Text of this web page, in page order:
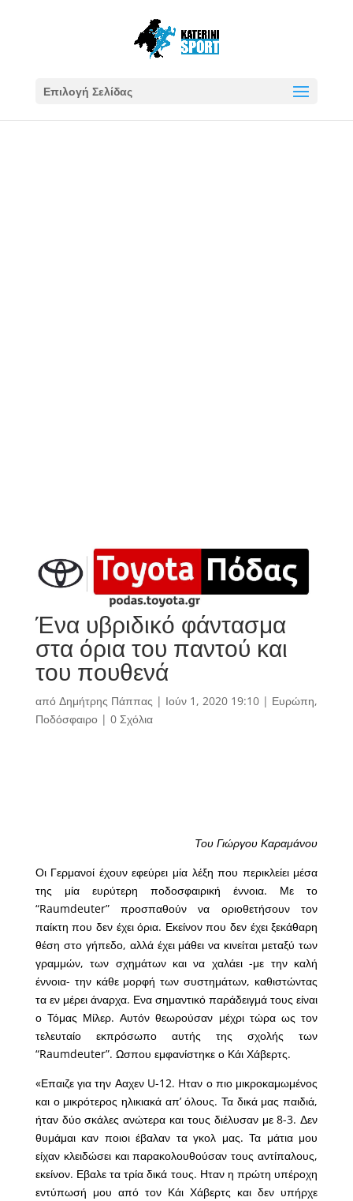
Επιλογή Σελίδας
Ένα υβριδικό φάντασμα
στα όρια του παντού και
του πουθενά
από Δημήτρης Πάππας | Ιούν 1, 2020 19:10| Ευρώπη,
Ποδόσφαιρο| 0 Σχόλια
Του Γιώργου Καραμάνου
Οι Γερμανοί έχουν εφεύρει μία λέξη που περικλείει μέσα
της μία ευρύτερη ποδοσφαιρική έννοια. Με το
“Raumdeuter” προσπαθούν να οριοθετήσουν τον
παίκτη που δεν έχει όρια. Εκείνον που δεν έχει ξεκάθαρη
θέση στο γήπεδο, αλλά έχει μάθει να κινείται μεταξύ των
γραμμών, των σχημάτων και να χαλάει -με την καλή
έννοια- την κάθε μορφή των συστημάτων, καθιστώντας
τα εν μέρει άναρχα. Ενα σημαντικό παράδειγμά τους είναι
ο Τόμας Μίλερ. Αυτόν θεωρούσαν μέχρι τώρα ως τον
τελευταίο εκπρόσωπο αυτής της σχολής των
“Raumdeuter”. Ωσπου εμφανίστηκε ο Κάι Χάβερτς.
«Επαιζε για την Ααχεν U-12. Hταν ο πιο μικροκαμωμένος
και ο μικρότερος ηλικιακά απ’ όλους. Τα δικά μας παιδιά,
ήταν δύο σκάλες ανώτερα και τους διέλυσαν με 8-3. Δεν
θυμάμαι καν ποιοι έβαλαν τα γκολ μας. Τα μάτια μου
είχαν κλειδώσει και παρακολουθούσαν τους αντίπαλους,
εκείνον. Εβαλε τα τρία δικά τους. Ηταν η πρώτη υπέροχη
εντύπωσή μου από τον Κάι Χάβερτς και δεν υπήρχε